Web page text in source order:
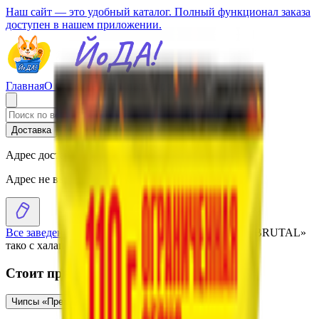
Наш сайт — это удобный каталог. Полный функционал заказа
доступен в нашем приложении.
ГлавнаяО СервисеСтать партнером
Доставка Самовывоз
Адрес доставки
Адрес не выбран
Все заведения Каталог
Чипсы картофельные «Just BRUTAL»
тако с халапеньо
Стоит присмотреться
Чипсы «Премьер» со вкусом «Том Ям»3.48BYNBYN